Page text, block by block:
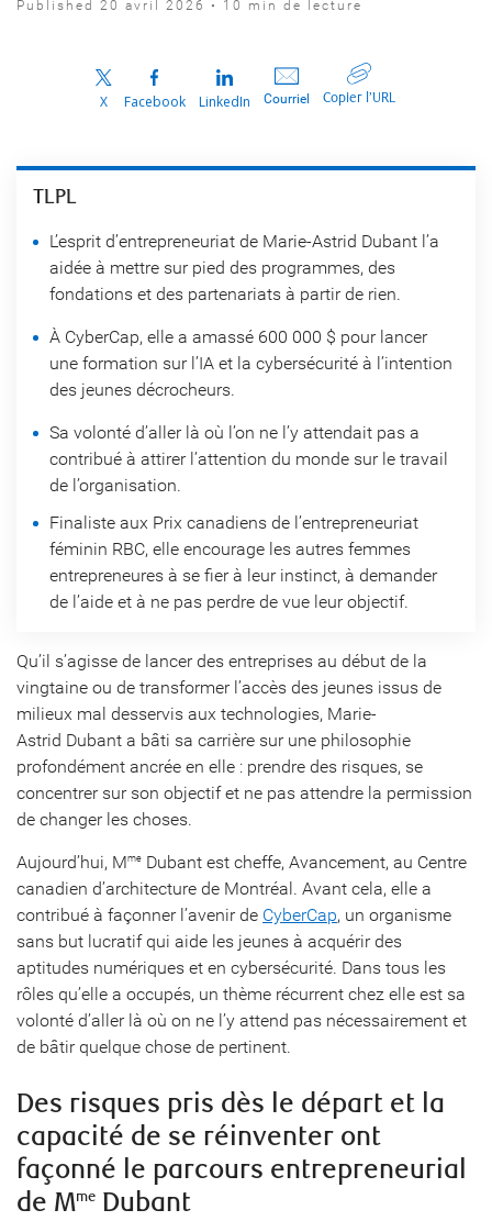
Published 20 avril 2026 • 10 min de lecture
TLPL
L’esprit d’entrepreneuriat de Marie-Astrid Dubant l’a
aidée à mettre sur pied des programmes, des
fondations et des partenariats à partir de rien.
À CyberCap, elle a amassé 600 000 $ pour lancer
une formation sur l’IA et la cybersécurité à l’intention
des jeunes décrocheurs.
Sa volonté d’aller là où l’on ne l’y attendait pas a
contribué à attirer l’attention du monde sur le travail
de l’organisation.
Finaliste aux Prix canadiens de l’entrepreneuriat
féminin RBC, elle encourage les autres femmes
entrepreneures à se fier à leur instinct, à demander
de l’aide et à ne pas perdre de vue leur objectif.
Qu’il s’agisse de lancer des entreprises au début de la
vingtaine ou de transformer l’accès des jeunes issus de
milieux mal desservis aux technologies, Marie-
Astrid Dubant a bâti sa carrière sur une philosophie
profondément ancrée en elle : prendre des risques, se
concentrer sur son objectif et ne pas attendre la permission
de changer les choses.
Aujourd’hui, Mme Dubant est cheffe, Avancement, au Centre
canadien d’architecture de Montréal. Avant cela, elle a
contribué à façonner l’avenir de CyberCap, un organisme
sans but lucratif qui aide les jeunes à acquérir des
aptitudes numériques et en cybersécurité. Dans tous les
rôles qu’elle a occupés, un thème récurrent chez elle est sa
volonté d’aller là où on ne l’y attend pas nécessairement et
de bâtir quelque chose de pertinent.
Des risques pris dès le départ et la
capacité de se réinventer ont
façonné le parcours entrepreneurial
de Mme Dubant
X Facebook LinkedIn Courriel Copier l’URL